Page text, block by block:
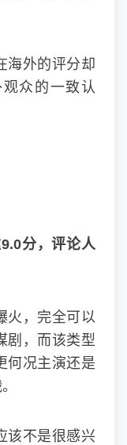
海外的评分却
众的一致认
分，评论人
火，完全可以
剧，而该类型
何况主演还是
该不是很感兴